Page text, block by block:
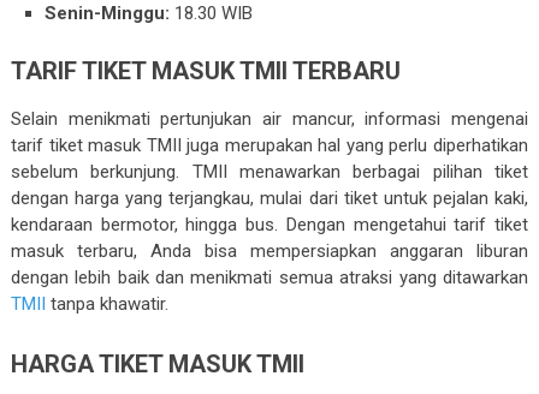
Senin-Minggu: 18.30 WIB
TARIF TIKET MASUK TMII TERBARU
Selain menikmati pertunjukan air mancur, informasi mengenai
tarif tiket masuk TMII juga merupakan hal yang perlu diperhatikan
sebelum berkunjung. TMII menawarkan berbagai pilihan tiket
dengan harga yang terjangkau, mulai dari tiket untuk pejalan kaki,
kendaraan bermotor, hingga bus. Dengan mengetahui tarif tiket
masuk terbaru, Anda bisa mempersiapkan anggaran liburan
dengan lebih baik dan menikmati semua atraksi yang ditawarkan
TMII
tanpa khawatir.
HARGA TIKET MASUK TMII